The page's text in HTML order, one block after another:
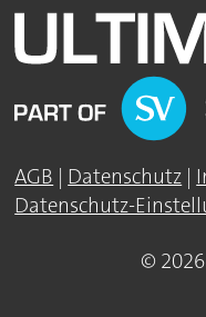
AGB | Datenschutz |
Datenschutz-
©